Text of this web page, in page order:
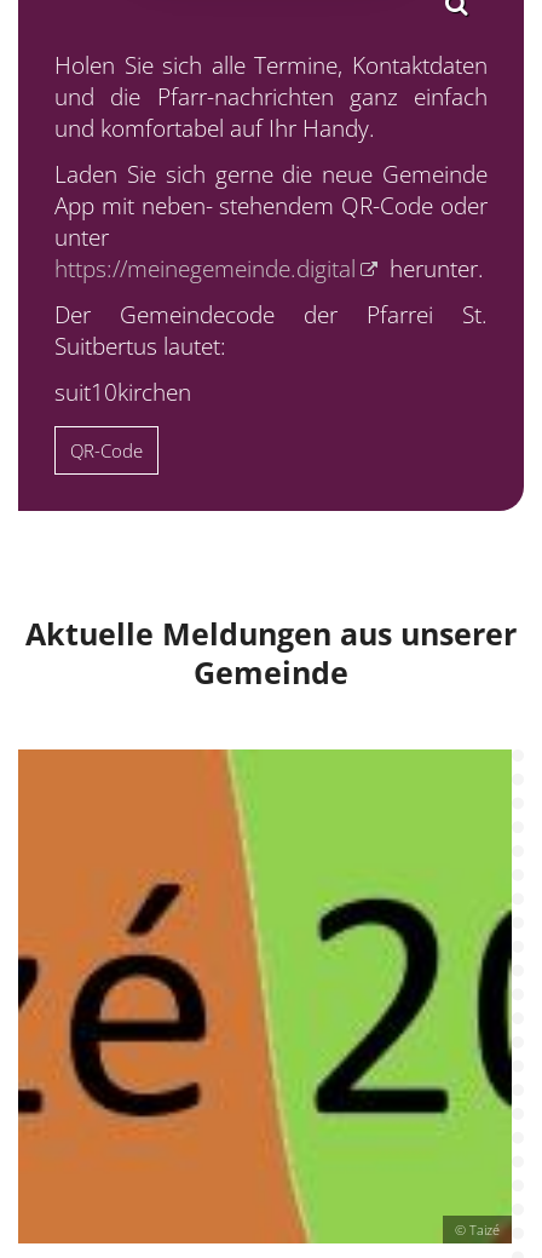
Holen Sie sich alle Termine, Kontaktdaten
und die Pfarr-nachrichten ganz einfach
und komfortabel auf Ihr Handy.
Laden Sie sich gerne die neue Gemeinde
App mit neben- stehendem QR-Code oder
unter
https://meinegemeinde.digital
herunter.
Der Gemeindecode der Pfarrei St.
Suitbertus lautet:
suit10kirchen
QR-Code
Aktuelle Meldungen aus unserer
Gemeinde
© Taizé